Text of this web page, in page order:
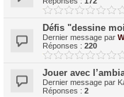
Défis "dessine
Dernier message par
Réponses : 220
Jouer avec
Dernier message par
Réponses : 2